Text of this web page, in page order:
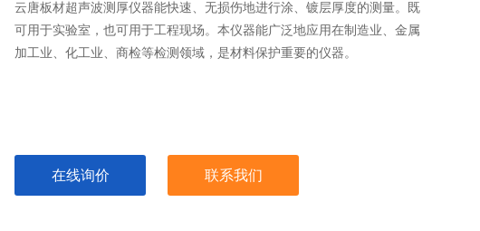
云唐板材超声波测厚仪器能快速、无损伤地进行涂、镀层厚度的测量。既
可用于实验室，也可用于工程现场。本仪器能广泛地应用在制造业、金属
加工业、化工业、商检等检测领域，是材料保护重要的仪器。
在线询价 联系我们